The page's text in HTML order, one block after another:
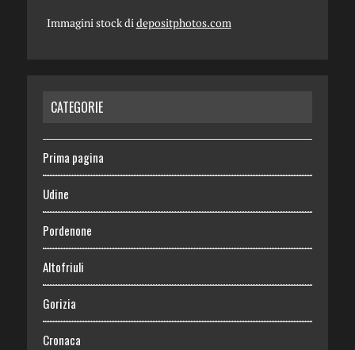
Immagini stock didepositphotos.com
CATEGORIE
Prima pagina
Udine
Pordenone
Altofriuli
Gorizia
Cronaca